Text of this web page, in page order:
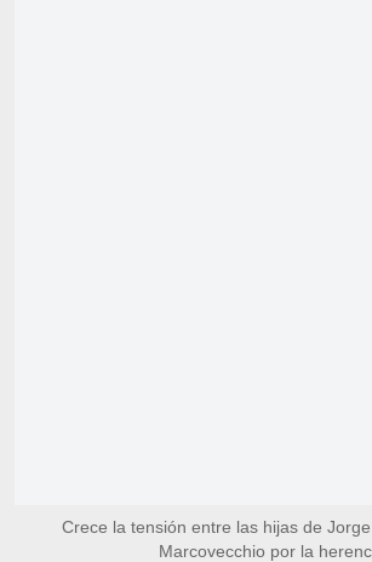
Crece la tensión entre las hijas de
Marcovecchio por la